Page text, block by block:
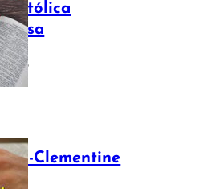
Católica
Clementine